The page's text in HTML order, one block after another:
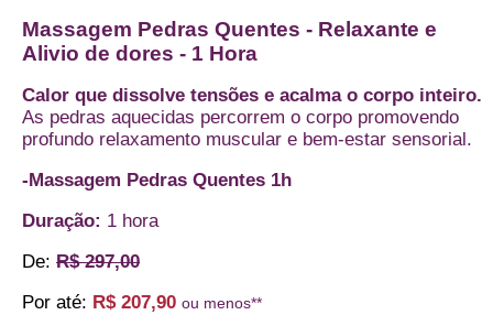
Massagem Pedras Quentes - Relaxante e
Alivio de dores - 1 Hora
Calor que dissolve tensões e acalma o corpo inteiro.
As pedras aquecidas percorrem o corpo promovendo
profundo relaxamento muscular e bem-estar sensorial.
-Massagem Pedras Quentes 1h
Duração: 1 hora
De: R$ 297,00
Por até: R$ 207,90 ou menos**